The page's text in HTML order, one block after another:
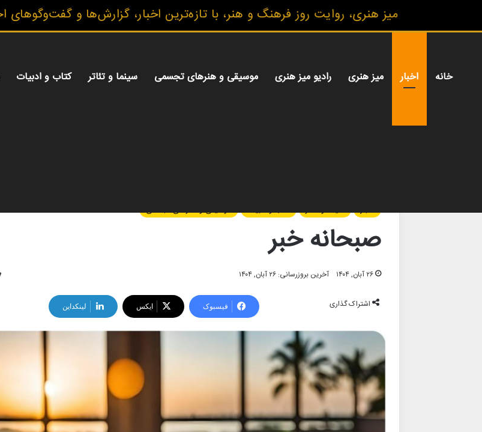
میز هنری، روایت روز فرهنگ و هنر، با تازه‌ترین اخبار، گزارش‌ها و گفت‌وگوهای اختصاصی
خانه اخبار میز هنری رادیو میز هنری موسیقی و هنرهای تجسمی سینما و تئاتر کتاب و ادبیات
اخبار
سینما و تئاتر کتاب و ادبیات موسیقی و هنرهای تجسمی
صبحانه خبر
۲۶ آبان, ۱۴۰۴ آخرین بروزرسانی: ۲۶ آبان, ۱۴۰۴
اشتراک گذاری فیسبوک ایکس لینکداین